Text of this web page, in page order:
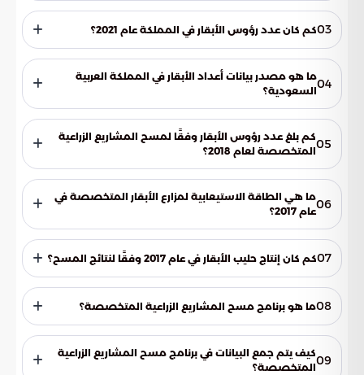
يقدر عدد رؤوس الأبقار في المملكة العربية السعودية بنحو 312,060
رأسًا في عام 2022.03كم كان عدد رؤوس الأبقار في المملكة عام 2021؟
بلغ عدد رؤوس الأبقار في المملكة العربية السعودية حوالي
354,276 رأسًا في عام 2021.
04ما هو مصدر بيانات أعداد الأبقار في المملكة العربية
السعودية؟
تأتي بيانات أعداد الأبقار من إحصائية الكتاب السنوي لوزارة البيئة
والمياه والزراعة.
05كم بلغ عدد رؤوس الأبقار وفقًا لمسح المشاريع الزراعية
المتخصصة لعام 2018؟
وفقًا لمسح المشاريع الزراعية المتخصصة لعام 2018، بلغ عدد
رؤوس الأبقار حوالي 400,561 رأسًا.
06ما هي الطاقة الاستيعابية لمزارع الأبقار المتخصصة في
عام 2017؟
بلغت الطاقة الاستيعابية لمزارع الأبقار المتخصصة في عام 2017
حوالي 364,389 رأسًا.07كم كان إنتاج حليب الأبقار في عام 2017 وفقًا لنتائج المسح؟
أظهرت نتائج المسح لعام 2017 أن إنتاج حليب الأبقار كان أكثر من
ملياري لتر.08ما هو برنامج مسح المشاريع الزراعية المتخصصة؟
برنامج مسح المشاريع الزراعية المتخصصة هو أحد البرامج
التنفيذية للهيئة العامة للإحصاء.
09كيف يتم جمع البيانات في برنامج مسح المشاريع الزراعية
المتخصصة؟